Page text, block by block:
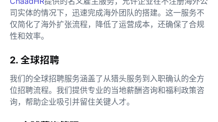
司实体的情况下，迅速完成海外团队的搭建。这一服务不
仅简化了海外扩张流程，降低了运营成本，还确保了合规
性和效率。
2. 全球招聘
我们的全球招聘服务涵盖了从猎头服务到入职确认的全方
位招聘流程。我们提供专业的当地薪酬咨询和福利政策咨
询，帮助企业吸引并留住关键人才。